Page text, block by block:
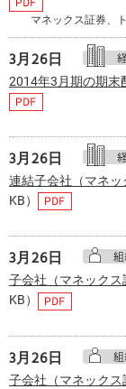
マネックス証券、
3月26日
2014年3月期の期末
3月26日
連結子会社（マネ
KB）
3月26日
子会社（マネック
KB）
3月26日
子会社（マネック